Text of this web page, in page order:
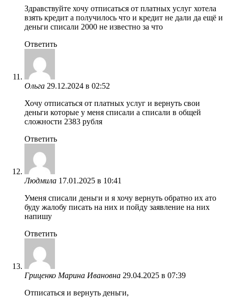
Здравствуйте хочу отписаться от платных услуг хотела
взять кредит а получилось что и кредит не дали да ещё и
деньги списали 2000 не известно за что
Ответить
Ольга 29.12.2024 в 02:52
Хочу отписаться от платных услуг и вернуть свои
деньги которые у меня списали а списали в общей
сложности 2383 рубля
Ответить
Людмила 17.01.2025 в 10:41
Уменя списали деньги и я хочу вернуть обратно их ато
буду жалобу писать на них и пойду заявление на них
напишу
Ответить
Гриценко Марина Ивановна 29.04.2025 в 07:39
Отписаться и вернуть деньги,